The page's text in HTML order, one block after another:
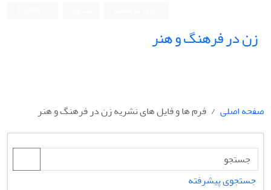
زن در فرهنگ و هنر
صفحه اصلی فرم ها و فایل های نشریه زن در فرهنگ و هنر
جستجوی پیشرفته